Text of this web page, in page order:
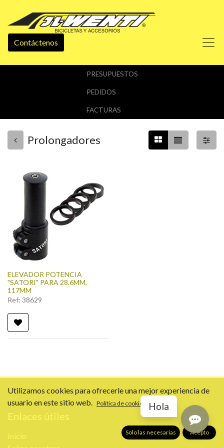
Contáctenos
PRESUPUESTOS
PEDIDOS
FACTURAS
Prolongadores
ELEVADOR POTENCIA
"SATORI" PARA 28.6MM,
117MM
Ref: 38629
Enlaces útiles
Inicio
Utilizamos cookies para ofrecerle una mejor experiencia de
usuario en este sitio web. Política de cookies
Solo las necesarias Acepto
Hola